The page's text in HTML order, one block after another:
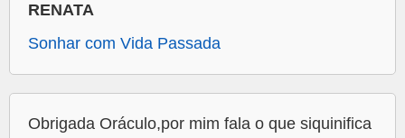
RENATA
Sonhar com Vida Passada
Obrigada Oráculo,por mim fala o que siquinifica